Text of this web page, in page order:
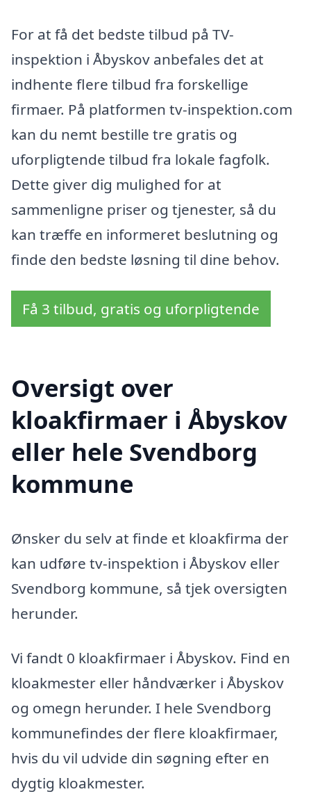
For at få det bedste tilbud på TV-
inspektion i Åbyskov anbefales det at
indhente flere tilbud fra forskellige
firmaer. På platformen tv-inspektion.com
kan du nemt bestille tre gratis og
uforpligtende tilbud fra lokale fagfolk.
Dette giver dig mulighed for at
sammenligne priser og tjenester, så du
kan træffe en informeret beslutning og
finde den bedste løsning til dine behov.
Få 3 tilbud, gratis og uforpligtende
Oversigt over
kloakfirmaer i Åbyskov
eller hele Svendborg
kommune
Ønsker du selv at finde et kloakfirma der
kan udføre tv-inspektion i Åbyskov eller
Svendborg kommune, så tjek oversigten
herunder.
Vi fandt 0 kloakfirmaer i Åbyskov. Find en
kloakmester eller håndværker i Åbyskov
og omegn herunder. I hele Svendborg
kommunefindes der flere kloakfirmaer,
hvis du vil udvide din søgning efter en
dygtig kloakmester.